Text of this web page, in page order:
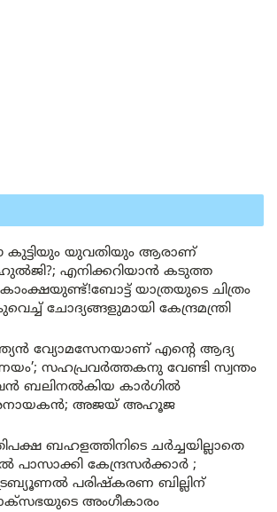
കുട്ടിയും യുവതിയും ആരാണ്
എനിക്കറിയാൻ കടുത്ത
യാത്രയുടെ ചിത്രം
ചോദ്യങ്ങളുമായി കേന്ദ്രമന്ത്രി
വ്യോമസേനയാണ് എന്റെ ആദ്യ
സഹപ്രവർത്തകനു വേണ്ടി സ്വന്തം
ബലിനൽകിയ കാർഗിൽ
അജയ് അഹൂജ
ബഹളത്തിനിടെ ചർച്ചയില്ലാതെ
പാസാക്കി കേന്ദ്രസർക്കാർ ;
പരിഷ്കരണ ബില്ലിന്
അംഗീകാരം